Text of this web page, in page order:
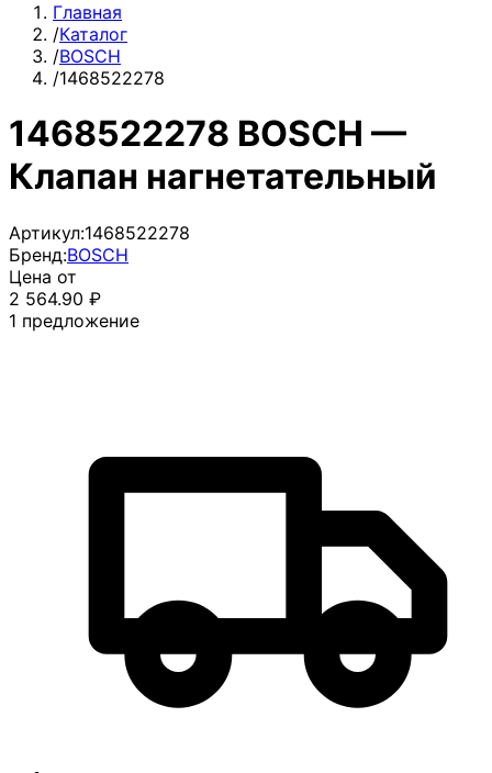
Главная
/Каталог
/BOSCH
/1468522278
1468522278 BOSCH —
Клапан нагнетательный
Артикул:1468522278
Бренд:BOSCH
Цена от
2 564.90 ₽
1 предложение